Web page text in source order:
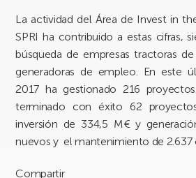
La actividad del Área de Invest in
SPRI ha contribuido a estas cifras,
búsqueda de empresas tractoras
generadoras de empleo. En este
2017 ha gestionado 216
terminado con éxito 62
inversión de 334,5 M€ y
nuevos y el mantenimiento de 2.637
Compartir